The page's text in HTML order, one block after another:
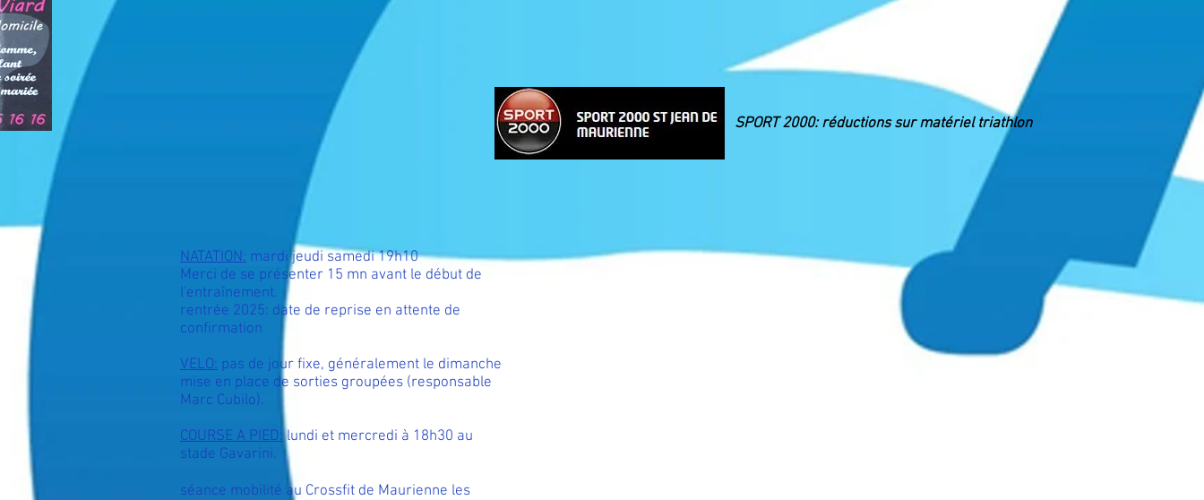
SPORT 2000: réductions sur matériel triathlon
NATATION: mardi jeudi samedi 19h10
Merci de se présenter 15 mn avant le début de
l'entraînement.
rentrée 2025: date de reprise en attente de
confirmation
VELO: pas de jour fixe, généralement le dimanche
mise en place de sorties groupées (responsable
Marc Cubilo).
COURSE A PIED:lundi et mercredi à 18h30 au
stade Gavarini.
séance mobilité au Crossfit de Maurienne les